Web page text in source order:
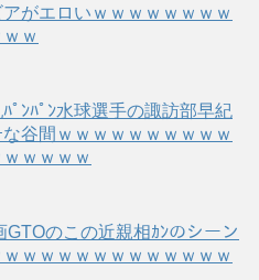
がエロいｗｗｗｗｗｗｗｗ
ｗ
ﾊﾟﾝﾊﾟﾝ水球選手の諏訪部早紀
な谷間ｗｗｗｗｗｗｗｗｗｗ
ｗｗｗｗ
GTOのこの近親相ｶﾝのシーン
ｗｗｗｗｗｗｗｗｗｗｗｗ